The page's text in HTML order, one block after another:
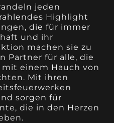
jeden
Highlight
die für immer
und ihr
machen sie zu
Partner für alle, die
einem Hauch von
Mit ihren
sorgen für
die in den Herzen